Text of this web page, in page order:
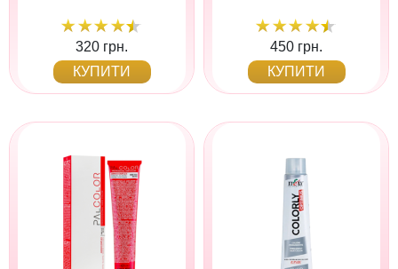
320 грн.
КУПИТИ
450 грн.
КУПИТИ